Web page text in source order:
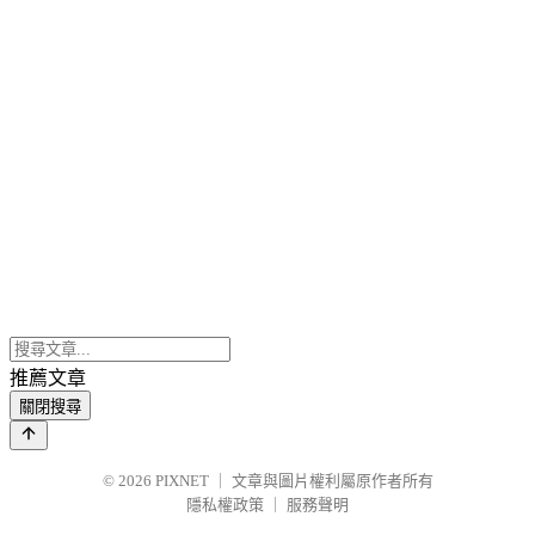
推薦文章
關閉搜尋
© 2026 PIXNET
文章與圖片權利屬原作者所有
隱私權政策
服務聲明